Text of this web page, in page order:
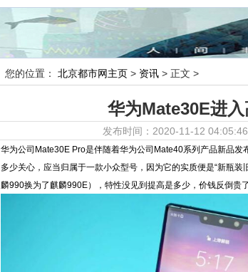
您的位置： 北京都市网主页 > 资讯 > 正文 >
华为Mate30E进
发布时间：2020-11-12
华为公司Mate30E Pro是伴随着华为公司Mate40系列产品新品
多少关心，应当归属于一款小众型号，因为它的实质便是“新瓶
麟990换为了麒麟990E），特性没见到提高是多少，价钱反倒贵